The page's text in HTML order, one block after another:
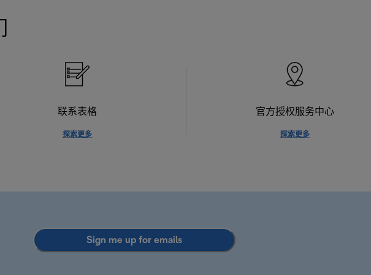
联系表格
探索更多
官方授权服务中心
探索更多
Sign me up for emails